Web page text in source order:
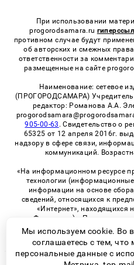
При использовании
progorodsamara.ru
противном случае будут
об авторских и смежных
ответственности за
размещенные на сайте
Наименование: сетевое
(ПРОГОРОДСАМАРА)
редактор: Романова А.А.
905-00-63 . Свидетельство о
65325 от 12 апреля 2016г.
надзору в сфере связи,
коммуникаций.
«На информационном ресурсе
технологии
информации на основе
сведений, относящихся к
«Интернет», находящихся
Федерации)». Правила
технологий в виджетах
Мы используем cookie. Во
соглашаетесь с тем,
персональные данные с